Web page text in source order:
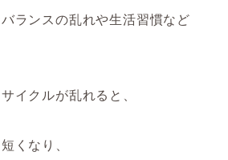
ランスの乱れや生活習慣など
イクルが乱れると、
くなり、